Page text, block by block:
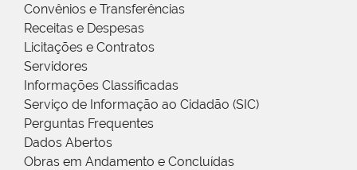
Convênios e Transferências
Receitas e Despesas
Licitações e Contratos
Servidores
Informações Classificadas
Serviço de Informação ao Cidadão (SIC)
Perguntas Frequentes
Dados Abertos
Obras em Andamento e Concluídas